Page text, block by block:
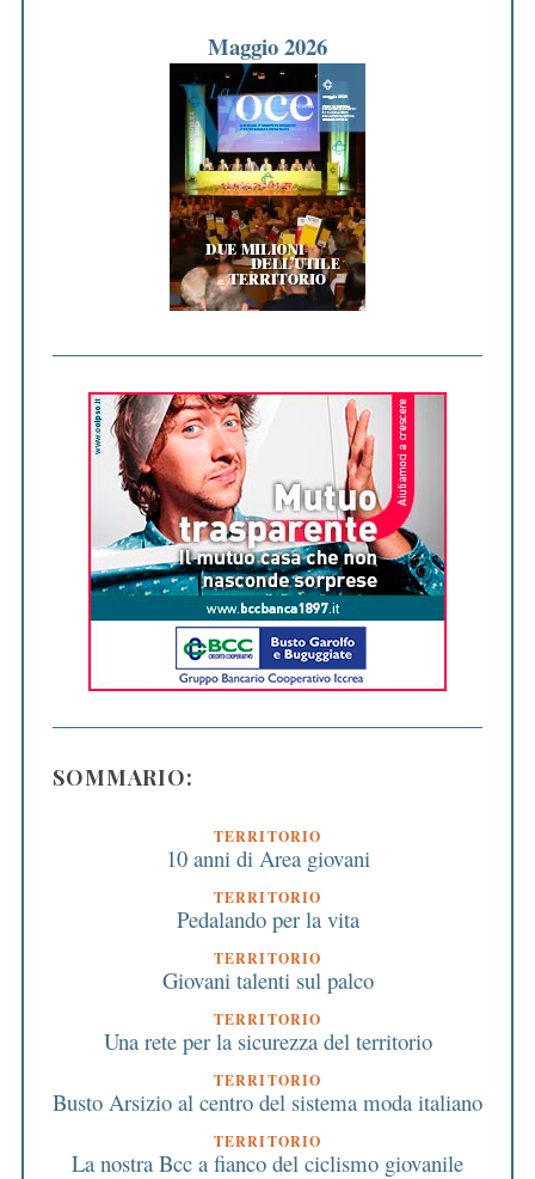
Maggio 2026
SOMMARIO:
TERRITORIO
10 anni di Area giovani
TERRITORIO
Pedalando per la vita
TERRITORIO
Giovani talenti sul palco
TERRITORIO
Una rete per la sicurezza del territorio
TERRITORIO
Busto Arsizio al centro del sistema moda italiano
TERRITORIO
La nostra Bcc a fianco del ciclismo giovanile